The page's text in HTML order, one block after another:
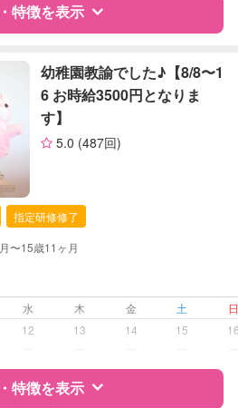
なし
可能
対応可能
特徴を表示
ー
企業型割引対象(旧内閣府補助対象)
自治体届出済ベビーシッター
保育士
送迎サポート
お泊まり保育
対応可否は個別に相談
幼稚園教諭でした♪【8/8〜1
6 お時給3500円となりま
す】
5.0 (487回)
指定研修修了
〜15歳11ヶ月
水 木 金 土
12 13 14 15
特徴を表示